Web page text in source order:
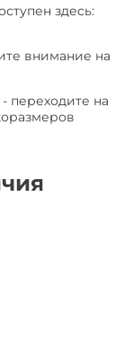
здесь:
внимание на
переходите на